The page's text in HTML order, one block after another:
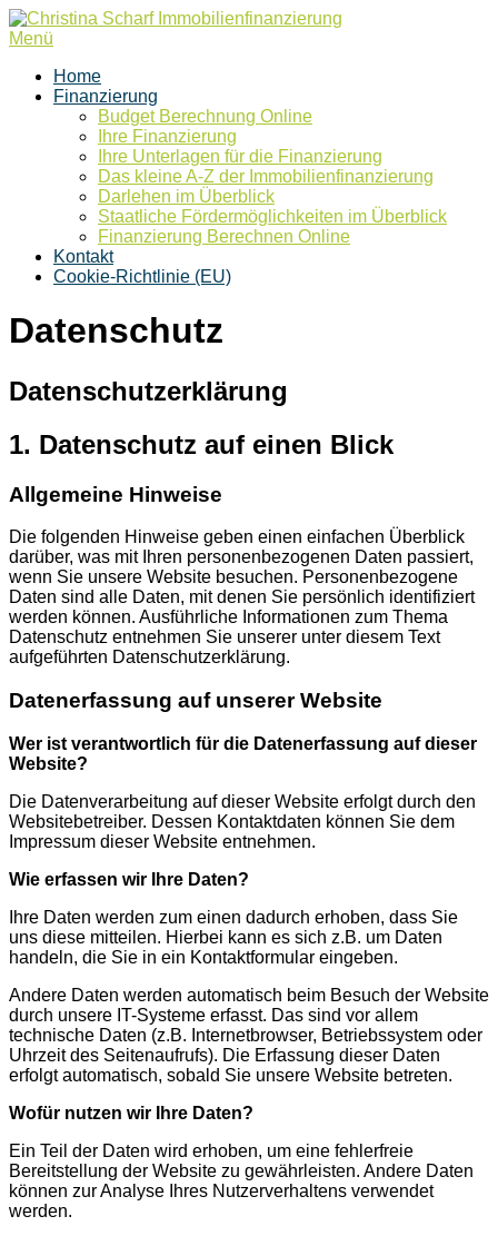
Zum
Inhalt
Menü
Home
Finanzierung
Budget Berechnung Online
Ihre Finanzierung
Ihre Unterlagen für die Finanzierung
Das kleine A-Z der Immobilienfinanzierung
Darlehen im Überblick
Staatliche Fördermöglichkeiten im Überblick
Finanzierung Berechnen Online
Kontakt
Cookie-Richtlinie (EU)
Datenschutz
Datenschutzerklärung
1. Datenschutz auf einen Blick
Allgemeine Hinweise
Die folgenden Hinweise geben einen einfachen Überblick
darüber, was mit Ihren personenbezogenen Daten passiert,
wenn Sie unsere Website besuchen. Personenbezogene
Daten sind alle Daten, mit denen Sie persönlich identifiziert
werden können. Ausführliche Informationen zum Thema
Datenschutz entnehmen Sie unserer unter diesem Text
aufgeführten Datenschutzerklärung.
Datenerfassung auf unserer Website
Wer ist verantwortlich für die Datenerfassung auf dieser
Website?
Die Datenverarbeitung auf dieser Website erfolgt durch den
Websitebetreiber. Dessen Kontaktdaten können Sie dem
Impressum dieser Website entnehmen.
Wie erfassen wir Ihre Daten?
Ihre Daten werden zum einen dadurch erhoben, dass Sie
uns diese mitteilen. Hierbei kann es sich z.B. um Daten
handeln, die Sie in ein Kontaktformular eingeben.
Andere Daten werden automatisch beim Besuch der Website
durch unsere IT-Systeme erfasst. Das sind vor allem
technische Daten (z.B. Internetbrowser, Betriebssystem oder
Uhrzeit des Seitenaufrufs). Die Erfassung dieser Daten
erfolgt automatisch, sobald Sie unsere Website betreten.
Wofür nutzen wir Ihre Daten?
Ein Teil der Daten wird erhoben, um eine fehlerfreie
Bereitstellung der Website zu gewährleisten. Andere Daten
können zur Analyse Ihres Nutzerverhaltens verwendet
werden.